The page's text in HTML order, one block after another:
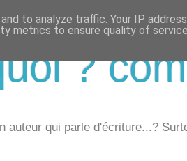
?
auteur qui parle d'écriture...?
to analyze traffic. Your IP
metrics to ensure quality of